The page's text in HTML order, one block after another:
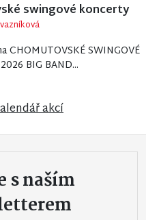
swingové koncerty
CHOMUTOVSKÉ SWINGOVÉ
BIG BAND...
akcí
s naším